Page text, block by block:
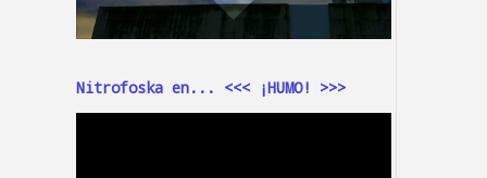
Nitrofoska en... <<< ¡HUMO! >>>